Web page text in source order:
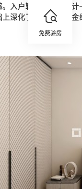
免费验房
。入户鞋柜和酒柜设
上深化了层次感，钛金